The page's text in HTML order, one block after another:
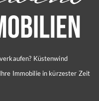
Küstenwind
Immobilie in kürzester Zeit